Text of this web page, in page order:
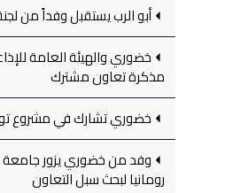
أبو الرب يستقبل وفداً من
خضوري والهيئة العامة
مذكرة تعاون مشترك
خضوري تشارك في مشروع
وفد من خضوري يزور جامعة
رومانيا لبحث سبل التعاون